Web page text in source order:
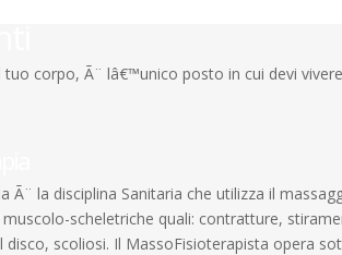
corpo, Ã¨ lâ€™unico posto in cui devi
Ã¨ la disciplina Sanitaria che utilizza il
scheletriche quali: contratture,
disco, scoliosi. Il MassoFisioterapista opera